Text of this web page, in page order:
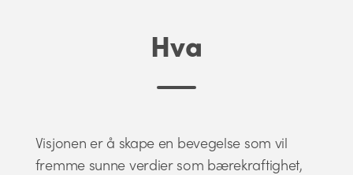
Hva
Visjonen er å skape en bevegelse som vil
fremme sunne verdier som bærekraftighet,